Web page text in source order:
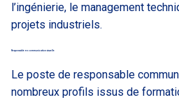
l’ingénierie, le management
projets industriels.
Responsable en communication visuelle
Le poste de responsable
nombreux profils issus de